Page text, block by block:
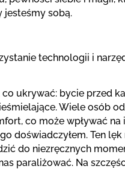
jesteśmy sobą.
technologii i
co ukrywać: bycie przed
Wiele osób
co może wpływać na
doświadczyłem. Ten lęk
do niezręcznych
paraliżować. Na